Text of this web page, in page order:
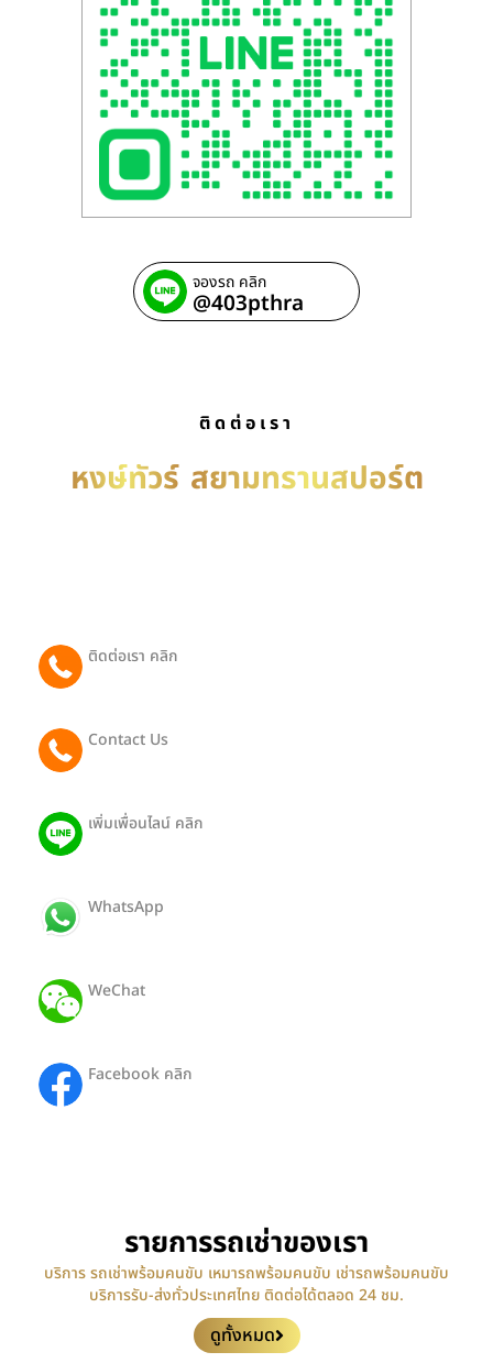
จองรถ คลิก
@403pthra
ติดต่อเรา
หงษ์ทัวร์ สยามทรานสปอร์ต
ติดต่อเรา คลิก
Contact Us
เพิ่มเพื่อนไลน์ คลิก
WhatsApp
WeChat
Facebook คลิก
รายการรถเช่าของเรา
บริการ รถเช่าพร้อมคนขับ เหมารถพร้อมคนขับ เช่ารถพร้อมคนขับ
บริการรับ-ส่งทั่วประเทศไทย ติดต่อได้ตลอด 24 ชม.
ดูทั้งหมด